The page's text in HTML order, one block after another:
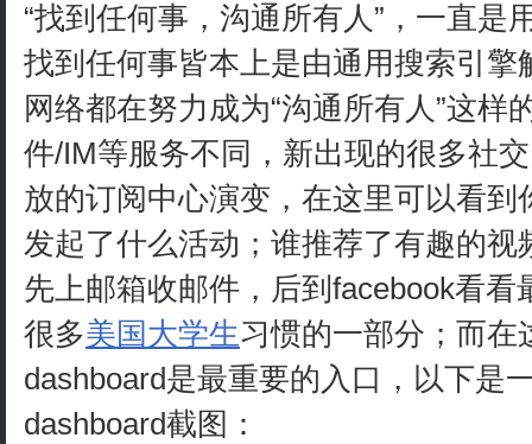
“找到任何事，沟通所有人”，一直是
找到任何事皆本上是由通用搜索引
网络都在努力成为“沟通所有人”这样
件/IM等服务不同，新出现的很多社
放的订阅中心演变，在这里可以看
发起了什么活动；谁推荐了有趣的
先上邮箱收邮件，后到facebook看
很多美国大学生习惯的一部分；而在
dashboard是最重要的入口，以下是
dashboard截图：